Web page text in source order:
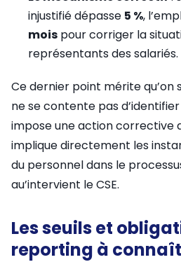
injustifié dépasse 5 %,
mois pour corriger la
représentants des salariés.
Ce dernier point mérite qu’on
ne se contente pas
impose une action corrective
implique directement les
du personnel dans le
au’intervient le CSE.
Les seuils et
reporting à